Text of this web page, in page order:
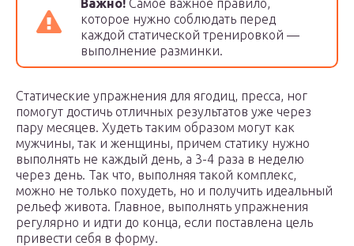
Важно! Самое важное правило,
которое нужно соблюдать перед
каждой статической тренировкой —
выполнение разминки.
Статические упражнения для ягодиц, пресса, ног
помогут достичь отличных результатов уже через
пару месяцев. Худеть таким образом могут как
мужчины, так и женщины, причем статику нужно
выполнять не каждый день, а 3-4 раза в неделю
через день. Так что, выполняя такой комплекс,
можно не только похудеть, но и получить идеальный
рельеф живота. Главное, выполнять упражнения
регулярно и идти до конца, если поставлена цель
привести себя в форму.